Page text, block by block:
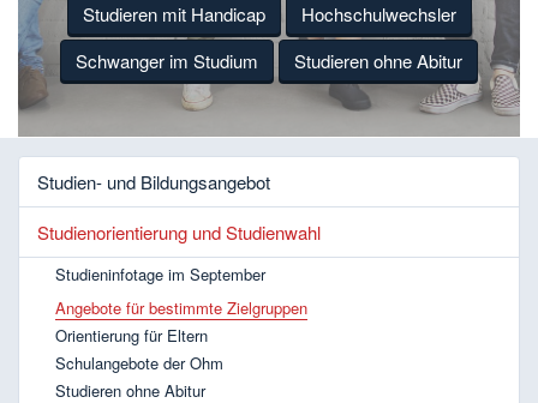
Studieren mit Handicap
Hochschulwechsler
Schwanger im Studium
Studieren ohne Abitur
Studien- und Bildungsangebot
Studienorientierung und Studienwahl
Studieninfotage im September
Angebote für bestimmte Zielgruppen
Orientierung für Eltern
Schulangebote der Ohm
Studieren ohne Abitur